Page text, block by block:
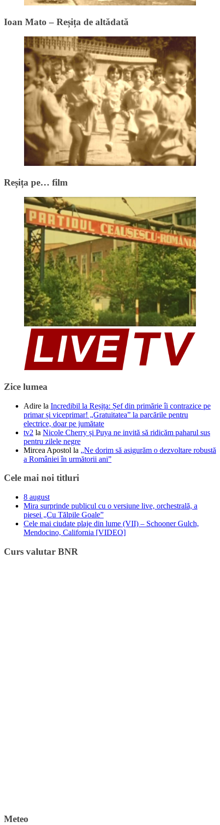
Ioan Mato – Reșița de altădată
Reșița pe… film
Zice lumea
Adire la Incredibil la Reșița: Șef din primărie îi contrazice pe
primar și viceprimar! „Gratuitatea” la parcările pentru
electrice, doar pe jumătate
tv2 la Nicole Cherry și Puya ne invită să ridicăm paharul sus
pentru zilele negre
Mircea Apostol la „Ne dorim să asigurăm o dezvoltare robustă
a României în următorii ani”
Cele mai noi titluri
8 august
Mira surprinde publicul cu o versiune live, orchestrală, a
piesei „Cu Tălpile Goale”
Cele mai ciudate plaje din lume (VII) – Schooner Gulch,
Mendocino, California [VIDEO]
Curs valutar BNR
Meteo